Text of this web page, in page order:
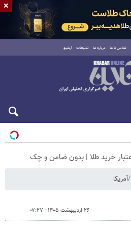
تماس با ما درباره ما تبلیغات آرشیو
آمریکا
۲۶ اردیبهشت ۱۴۰۵ - ۰۷:۲۷
×